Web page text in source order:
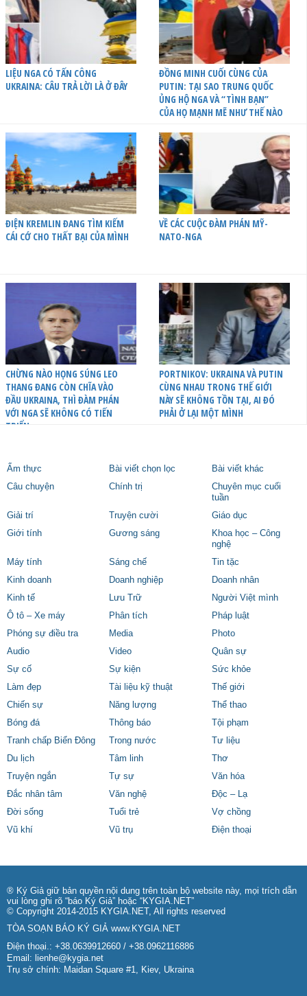
LIỆU NGA CÓ TẤN CÔNG
UKRAINA: CÂU TRẢ LỜI LÀ Ở ĐÂY
ĐỒNG MINH CUỐI CÙNG CỦA
PUTIN: TẠI SAO TRUNG QUỐC
ỦNG HỘ NGA VÀ “TÌNH BẠN”
CỦA HỌ MẠNH MẼ NHƯ THẾ NÀO
ĐIỆN KREMLIN ĐANG TÌM KIẾM
CÁI CỚ CHO THẤT BẠI CỦA MÌNH
VỀ CÁC CUỘC ĐÀM PHÁN MỸ-
NATO-NGA
CHỪNG NÀO HỌNG SÚNG LEO
THANG ĐANG CÒN CHĨA VÀO
ĐẦU UKRAINA, THÌ ĐÀM PHÁN
VỚI NGA SẼ KHÔNG CÓ TIẾN
TRIỂN
PORTNIKOV: UKRAINA VÀ PUTIN
CÙNG NHAU TRONG THẾ GIỚI
NÀY SẼ KHÔNG TỒN TẠI, AI ĐÓ
PHẢI Ở LẠI MỘT MÌNH
Ẩm thực Bài viết chọn lọc
Bài viết khác
Câu chuyện
Chính trị
Chuyên mục cuối
tuần
Giải trí
Truyện cười
Giáo dục
Giới tính
Gương sáng
Khoa học – Công
nghệ
Máy tính
Sáng chế
Tin tặc
Kinh doanh
Doanh nghiệp
Doanh nhân
Kinh tế
Lưu Trữ
Người Việt mình
Ô tô – Xe máy
Phân tích
Pháp luật
Phóng sự điều tra
Media
Photo
Audio
Video
Quân sự
Sự cố
Sự kiện
Sức khỏe
Làm đẹp
Tài liệu kỹ thuật
Thế giới
Chiến sự
Năng lượng
Thể thao
Bóng đá
Thông báo
Tội phạm
Tranh chấp Biển Đông
Trong nước
Tư liệu
Du lịch
Tâm linh
Thơ
Truyện ngắn
Tự sự
Văn hóa
Đắc nhân tâm
Văn nghệ
Độc – Lạ
Đời sống
Tuổi trẻ
Vợ chồng
Vũ khí
Vũ trụ Điện thoại
® Ký Giả giữ bản quyền nội dung trên toàn bộ website này, mọi trích dẫn
vui lòng ghi rõ “báo Ký Giả” hoặc “KYGIA.NET”
© Copyright 2014-2015 KYGIA.NET, All rights reserved
TÒA SOẠN BÁO KÝ GIẢ www.KYGIA.NET
Điện thoại.: +38.0639912660 / +38.0962116886
Email: lienhe@kygia.net
Trụ sở chính: Maidan Square #1, Kiev, Ukraina